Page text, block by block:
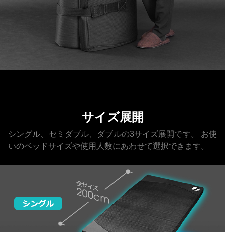
サイズ展開
シングル、セミダブル、ダブルの3サイズ展開です。
お使
いのベッドサイズや使用人数にあわせて選択できます。